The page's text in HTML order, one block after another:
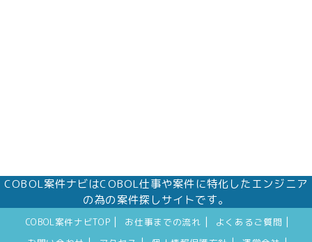
COBOL案件ナビはCOBOL仕事や案件に特化したエンジニア
の為の案件探しサイトです。
COBOL案件ナビTOP お仕事までの流れ よくあるご質問